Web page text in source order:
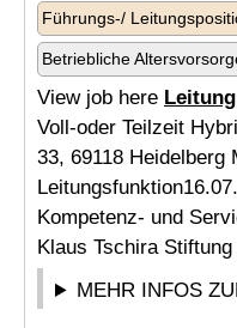
Führungs-/
Betriebliche
View job here
Voll-oder Teilzeit
33, 69118 Heidelberg
Kompetenz- und
Klaus Tschira
MEHR INFOS